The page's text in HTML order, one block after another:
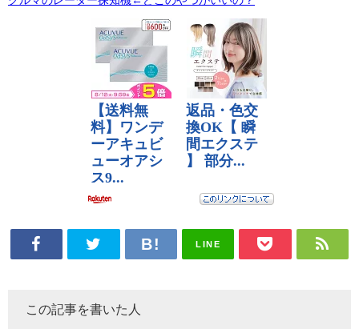
LINE
この記事を書いた人